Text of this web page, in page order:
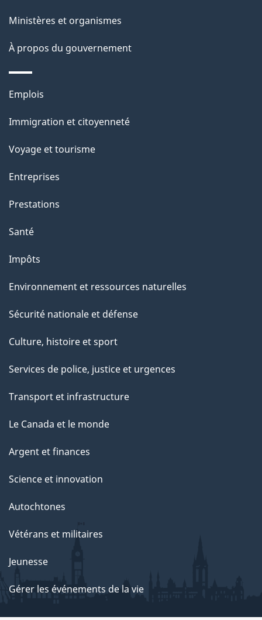
p
a
Ministères et organismes
À propos du gouvernement
Thèmes
sujets
Emplois
Immigration et citoyenneté
Voyage et tourisme
Entreprises
Prestations
Santé
Impôts
Environnement et ressources naturelles
Sécurité nationale et défense
Culture, histoire et sport
Services de police, justice et urgences
Transport et infrastructure
Le Canada et le monde
Argent et finances
Science et innovation
Autochtones
Vétérans et militaires
Jeunesse
Gérer les événements de la vie